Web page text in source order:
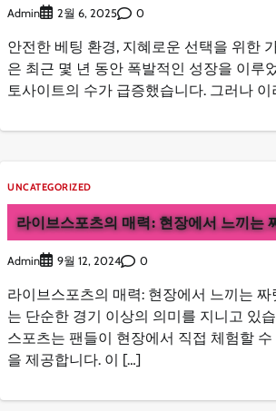
Admin 2월 6, 2025 0
안전한 베팅 환경, 지혜로운 선택을 위한
은 최근 몇 년 동안 폭발적인 성장을 이루
토사이트의 수가 급증했습니다. 그러나
UNCATEGORIZED
라이브스포츠의 매력: 현장에서 느끼는
Admin 9월 12, 2024 0
라이브스포츠의 매력: 현장에서 느끼는
는 단순한 경기 이상의 의미를 지니고 있
스포츠는 팬들이 현장에서 직접 체험할
을 제공합니다. 이 […]